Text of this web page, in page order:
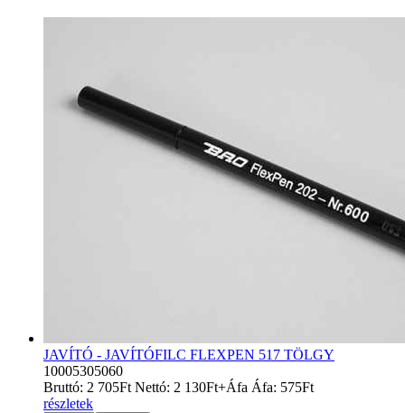
JAVÍTÓ - JAVÍTÓFILC FLEXPEN 517 TÖLGY
10005305060
Bruttó: 2 705Ft Nettó: 2 130Ft+Áfa Áfa: 575Ft
részletek